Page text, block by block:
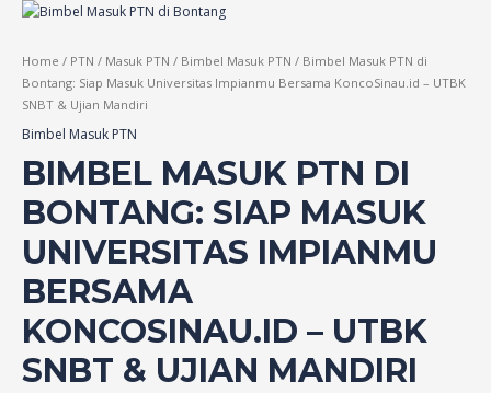
Home / PTN / Masuk PTN / Bimbel Masuk PTN / Bimbel Masuk PTN di
Bontang: Siap Masuk Universitas Impianmu Bersama KoncoSinau.id – UTBK
SNBT & Ujian Mandiri
Bimbel Masuk PTN
BIMBEL MASUK PTN DI
BONTANG: SIAP MASUK
UNIVERSITAS IMPIANMU
BERSAMA
KONCOSINAU.ID – UTBK
SNBT & UJIAN MANDIRI